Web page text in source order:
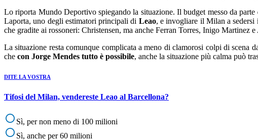
Lo riporta Mundo Deportivo spiegando la situazione. Il budget messo da
Laporta, uno degli estimatori principali di Leao, e invogliare il Milan a sedersi
che gradite ai rossoneri: Christensen, ma anche Ferran Torres, Inigo Martinez
La situazione resta comunque complicata a meno di clamorosi colpi di scena
che con Jorge Mendes tutto è possibile, anche la situazione più calma può
DITE LA VOSTRA
Tifosi del Milan, vendereste Leao al Barcellona?
Sì, per non meno di 100 milioni
Sì, anche per 60 milioni